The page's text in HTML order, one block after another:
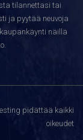
tilannettasi tai
ja pyytää neuvoja
näillä
pidättää kaikki
oikeudet